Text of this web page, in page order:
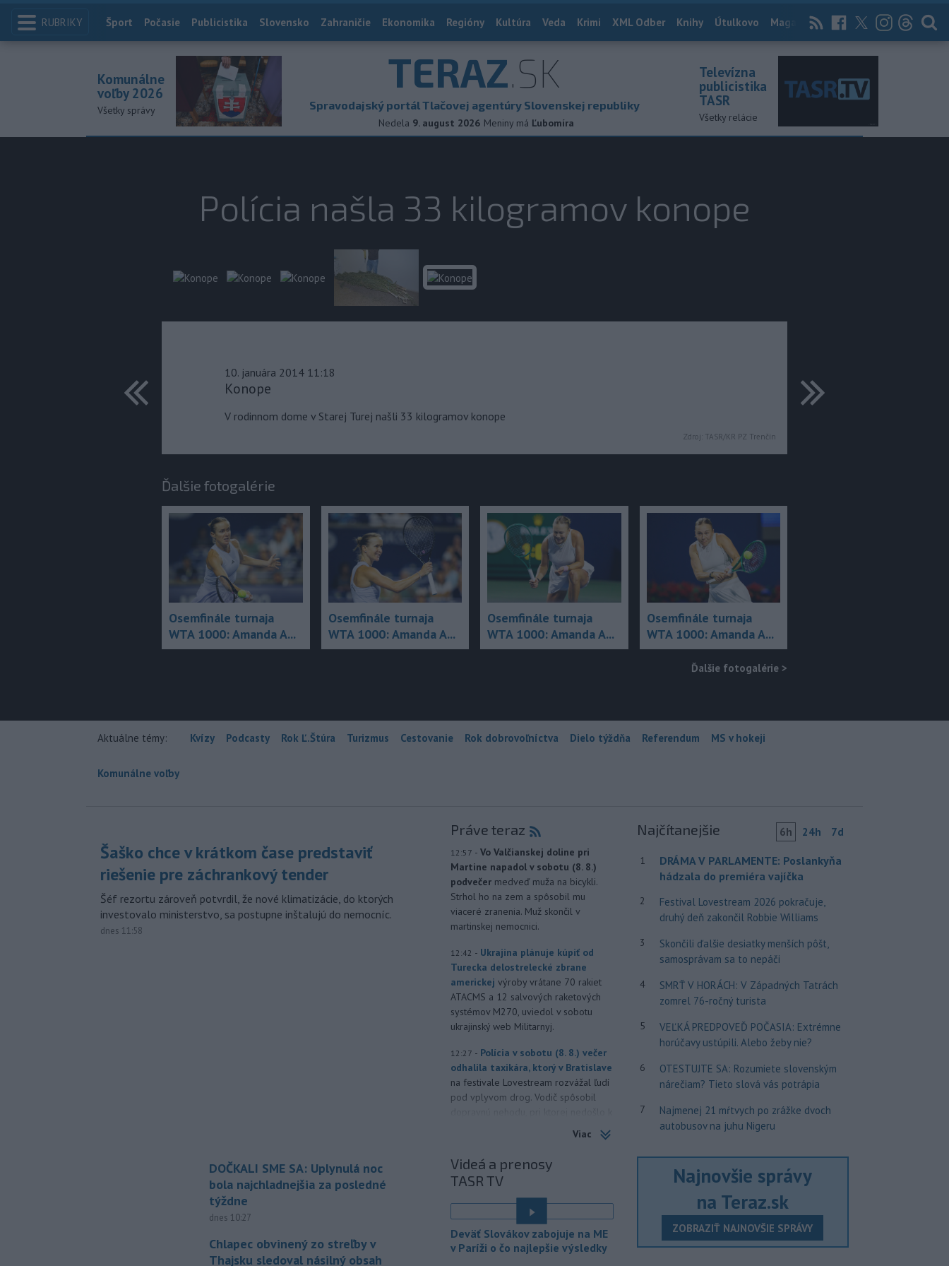
RUBRIKY Index
Šport Počasie Publicistika Slovensko Zahraničie Ekonomika Regióny Kultúra Veda Krimi XML Odber Knihy Útulkovo Magazín News Now Archív
TERAZ.SK
Spravodajský portál Tlačovej agentúry Slovenskej republiky
Nedela 9. august 2026 Meniny má Ľubomíra
Komunálne
voľby 2026
Všetky správy
Televízna
publicistika
TASR
Všetky relácie
Polícia našla 33 kilogramov konope
10. januára 2014 11:18
Konope
V rodinnom dome v Starej Turej našli 33 kilogramov konope
Zdroj: TASR/KR PZ Trenčín
predchádzajúce ďalšie
Ďalšie fotogalérie
Osemfinále turnaja
WTA 1000: Amanda A...
Osemfinále turnaja
WTA 1000: Amanda A...
Osemfinále turnaja
WTA 1000: Amanda A...
Osemfinále turnaja
WTA 1000: Amanda A...
Ďalšie fotogalérie >
Aktuálne témy: Kvízy Podcasty Rok Ľ.Štúra Turizmus Cestovanie Rok dobrovoľníctva Dielo týždňa Referendum MS v hokeji
Komunálne voľby
Šaško chce v krátkom čase predstaviť
riešenie pre záchrankový tender
Šéf rezortu zároveň potvrdil, že nové klimatizácie, do ktorých
investovalo ministerstvo, sa postupne inštalujú do nemocníc.
dnes 11:58
DOČKALI SME SA: Uplynulá noc
bola najchladnejšia za posledné
týždne
dnes 10:27
Chlapec obvinený zo streľby v
Thajsku sledoval násilný obsah
Práve teraz
12:57 - Vo Valčianskej doline pri
Martine napadol v sobotu (8. 8.)
podvečer medveď muža na bicykli.
Strhol ho na zem a spôsobil mu
viaceré zranenia. Muž skončil v
martinskej nemocnici.
12:42 - Ukrajina plánuje kúpiť od
Turecka delostrelecké zbrane
americkej výroby vrátane 70 rakiet
ATACMS a 12 salvových raketových
systémov M270, uviedol v sobotu
ukrajinský web Militarnyj.
12:27 - Polícia v sobotu (8. 8.) večer
odhalila taxikára, ktorý v Bratislave
na festivale Lovestream rozvážal ľudí
pod vplyvom drog. Vodič spôsobil
polícia odhalila prítomnosť THC.
12:22 - Iránske Revolučné gardy v
nedeľu vyhlásili, že neotvoria
prieliv, kým Spojené štáty
neprijmú všetky podmienky Teheránu
vrátane kompenzácie za vojnové
škody. TASR o tom informuje podľa
správy agentúry AFP.
Viac
Videá a prenosy
TASR TV
Deväť Slovákov zabojuje na ME
v Paríži o čo najlepšie výsledky
Najčítanejšie 6h 24h 7d
1
DRÁMA V PARLAMENTE: Poslankyňa
hádzala do premiéra vajíčka
2
Festival Lovestream 2026 pokračuje,
druhý deň zakončil Robbie Williams
3
Skončili ďalšie desiatky menších pôšt,
samosprávam sa to nepáči
4
SMRŤ V HORÁCH: V Západných Tatrách
zomrel 76-ročný turista
5
VEĽKÁ PREDPOVEĎ POČASIA: Extrémne
horúčavy ustúpili. Alebo žeby nie?
6
OTESTUJTE SA: Rozumiete slovenským
nárečiam? Tieto slová vás potrápia
7
Najmenej 21 mŕtvych po zrážke dvoch
autobusov na juhu Nigeru
Najnovšie správy
na Teraz.sk
ZOBRAZIŤ NAJNOVŠIE SPRÁVY